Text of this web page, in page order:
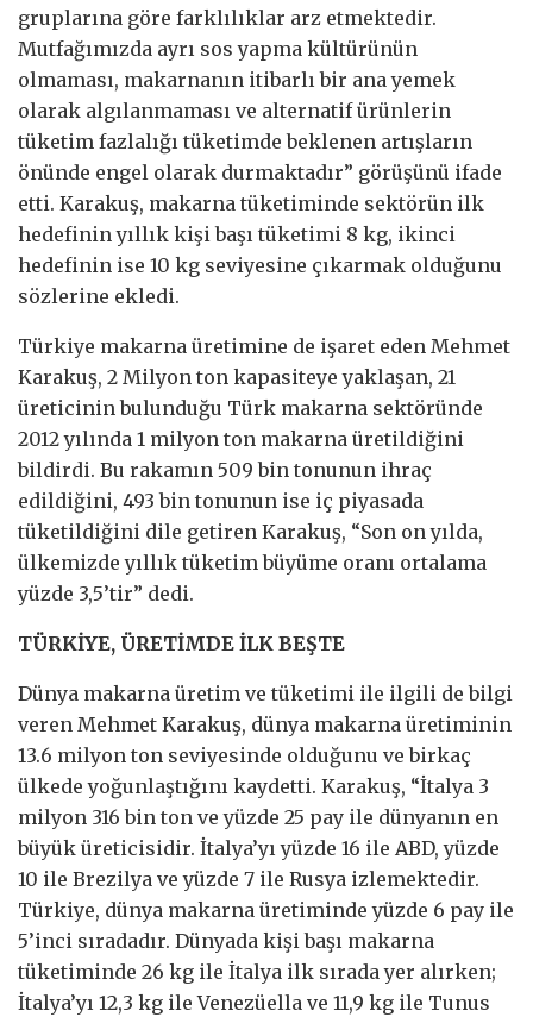
gruplarına göre farklılıklar arz etmektedir.
Mutfağımızda ayrı sos yapma kültürünün
olmaması, makarnanın itibarlı bir ana yemek
olarak algılanmaması ve alternatif ürünlerin
tüketim fazlalığı tüketimde beklenen artışların
önünde engel olarak durmaktadır” görüşünü ifade
etti. Karakuş, makarna tüketiminde sektörün ilk
hedefinin yıllık kişi başı tüketimi 8 kg, ikinci
hedefinin ise 10 kg seviyesine çıkarmak olduğunu
sözlerine ekledi.
Türkiye makarna üretimine de işaret eden Mehmet
Karakuş, 2 Milyon ton kapasiteye yaklaşan, 21
üreticinin bulunduğu Türk makarna sektöründe
2012 yılında 1 milyon ton makarna üretildiğini
bildirdi. Bu rakamın 509 bin tonunun ihraç
edildiğini, 493 bin tonunun ise iç piyasada
tüketildiğini dile getiren Karakuş, “Son on yılda,
ülkemizde yıllık tüketim büyüme oranı ortalama
yüzde 3,5’tir” dedi.
TÜRKİYE, ÜRETİMDE İLK BEŞTE
Dünya makarna üretim ve tüketimi ile ilgili de bilgi
veren Mehmet Karakuş, dünya makarna üretiminin
13.6 milyon ton seviyesinde olduğunu ve birkaç
ülkede yoğunlaştığını kaydetti. Karakuş, “İtalya 3
milyon 316 bin ton ve yüzde 25 pay ile dünyanın en
büyük üreticisidir. İtalya’yı yüzde 16 ile ABD, yüzde
10 ile Brezilya ve yüzde 7 ile Rusya izlemektedir.
Türkiye, dünya makarna üretiminde yüzde 6 pay ile
5’inci sıradadır. Dünyada kişi başı makarna
tüketiminde 26 kg ile İtalya ilk sırada yer alırken;
İtalya’yı 12,3 kg ile Venezüella ve 11,9 kg ile Tunus